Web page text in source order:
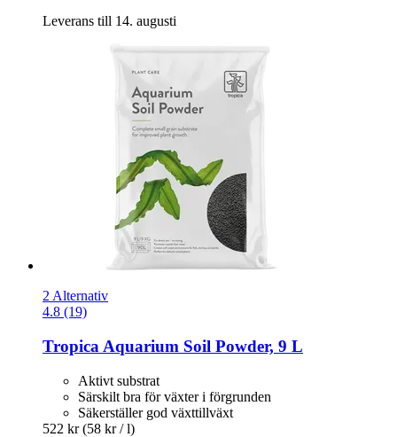
Leverans till 14. augusti
2 Alternativ
4.8 (19)
Tropica Aquarium Soil Powder, 9 L
Aktivt substrat
Särskilt bra för växter i förgrunden
Säkerställer god växttillväxt
522 kr (58 kr / l)